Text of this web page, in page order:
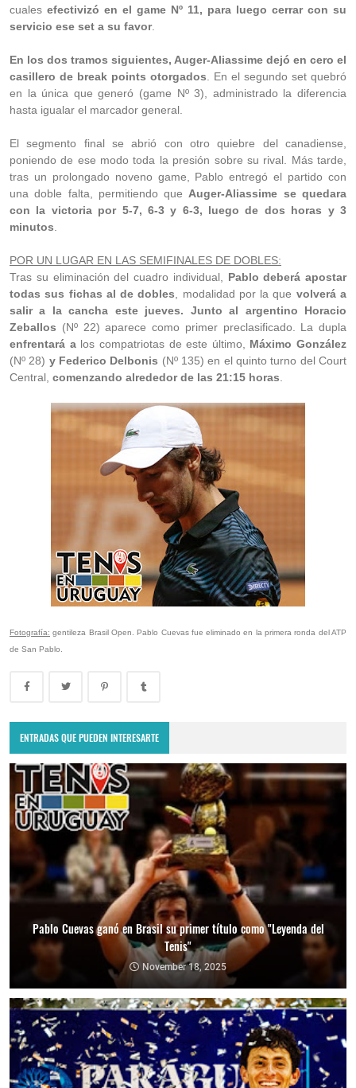
cuales efectivizó en el game Nº 11, para luego cerrar con su
servicio ese set a su favor.
En los dos tramos siguientes, Auger-Aliassime dejó en cero el
casillero de break points otorgados . En el segundo set quebró
en la única que generó (game Nº 3), administrado la diferencia
hasta igualar el marcador general.
El segmento final se abrió con otro quiebre del canadiense,
poniendo de ese modo toda la presión sobre su rival. Más tarde,
tras un prolongado noveno game, Pablo entregó el partido con
una doble falta, permitiendo que Auger-Aliassime se quedara
con la victoria por 5-7, 6-3 y 6-3, luego de dos horas y 3
minutos
POR UN LUGAR EN LAS SEMIFINALES DE DOBLES:
Tras su eliminación del cuadro individual, Pablo deberá apostar
todas sus fichas al de dobles , modalidad por la que volverá a
salir a la cancha este jueves. Junto al argentino Horacio
Zeballos (Nº 22) aparece como primer preclasificado. La dupla
enfrentará alos compatriotas de este último, Máximo González
(Nº 28) y Federico Delbonis (Nº 135) en el quinto turno del Court
Central, comenzando alrededor de las 21:15 horas
Fotografía: gentileza Brasil Open. Pablo Cuevas fue eliminado en la primera ronda del ATP
de San Pablo.
ENTRADAS QUE PUEDEN INTERESARTE
Pablo Cuevas ganó en Brasil su primer título como "Leyenda del
Tenis"
November 18, 2025